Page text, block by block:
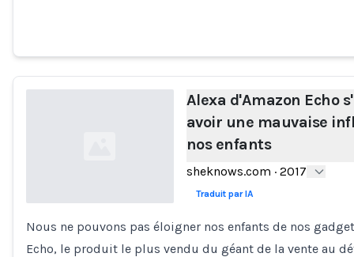
Loading...
Alexa d'Amazon Echo
avoir une mauvaise
nos enfants
sheknows.com · 2017
Traduit par IA
Nous ne pouvons pas éloigner nos enfants de nos
Echo, le produit le plus vendu du géant de la vente au